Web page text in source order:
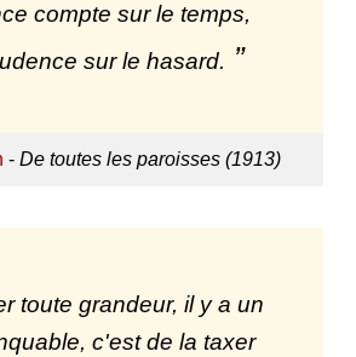
compte sur le temps,
sur le hasard.
- De toutes les paroisses (1913)
toute grandeur, il y a un
c'est de la taxer